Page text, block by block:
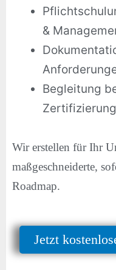
&
Begleitung
Wir erstellen für Ihr
maßgeschneiderte,
Roadmap.
Jetzt